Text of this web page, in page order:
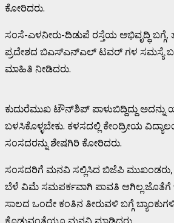
ಕೋರಿದರು.
ಸಂಸೆ-ಎಳನೀರು-ದಿಡುಪೆ ರಸ್ತೆಯ ಅಭಿವೃದ್ಧಿ ಬಗ್ಗೆ,
ಪ್ರದೇಶದ ಬಿಎಸ್‍ಎನ್‍ಎಲ್ ಟವರ್ ಗಳ ಸಮಸ್ಯೆ
ಮಾಹಿತಿ ನೀಡಿದರು.
ಕುದುರೆಮುಖ ಟೌನ್‍ಶಿಪ್ ಪಾಳುಬಿದ್ದಿದ್ದು ಅದನ್ನು
ಬಳಸಿಕೊಳ್ಳಬೇಕು. ಕಳಸದಲ್ಲಿ ಕೇಂದ್ರೀಯ
ಸಂಸದರನ್ನು ಶೇಷಗಿರಿ ಕೋರಿದರು.
ಸಂಸದರಿಗೆ ಮನವಿ ಸಲ್ಲಿಸಿದ ಬಿಜೆಪಿ ಮುಖಂಡರು,
ಬೆಳೆ ವಿಮೆ ಸಮಪರ್ಕವಾಗಿ ಪಾವತಿ ಆಗಿಲ್ಲ.ಜೊತೆಗೆ
ಸಾಲದ ಒಂದೇ ಕಂತಿನ ತೀರುವಳಿ ಬಗ್ಗೆ